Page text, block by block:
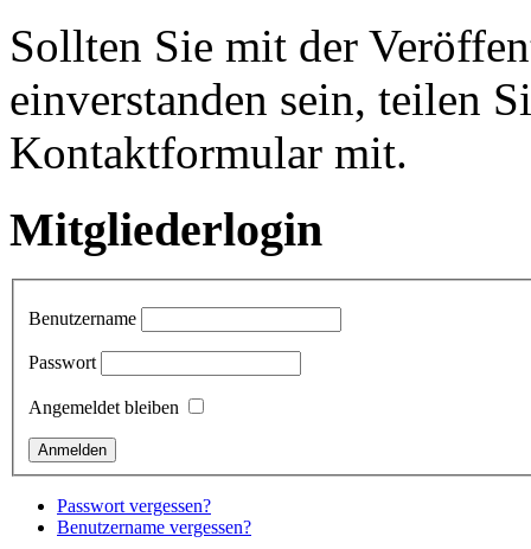
Sollten Sie mit der
einverstanden sein, teilen
Kontaktformular mit.
Mitgliederlogin
Benutzername
Passwort
Angemeldet bleiben
Passwort vergessen?
Benutzername vergessen?